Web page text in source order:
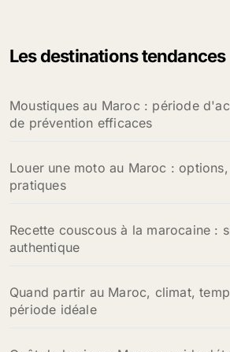
Les destinations tendances
Moustiques au Maroc : période
de prévention efficaces
Louer une moto au Maroc :
pratiques
Recette couscous à la marocaine :
authentique
Quand partir au Maroc, climat,
période idéale